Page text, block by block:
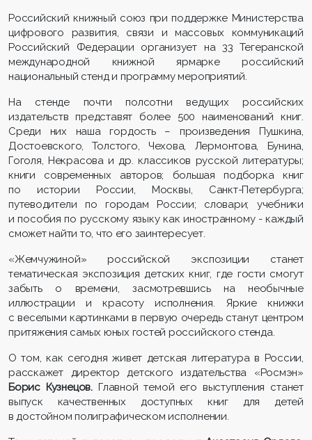
Российский книжный союз при поддержке Министерства
цифрового развития, связи и массовых коммуникаций
Российский Федерации организует на 33 Тегеранской
международной книжной ярмарке российский
национальный стенд и программу мероприятий.
На стенде почти полсотни ведущих российских
издательств представят более 500 наименований книг.
Среди них наша гордость – произведения Пушкина,
Достоевского, Толстого, Чехова, Лермонтова, Бунина,
Гоголя, Некрасова и др. классиков русской литературы;
книги современных авторов; большая подборка книг
по истории России, Москвы, Санкт-Петербурга;
путеводители по городам России; словари; учебники
и пособия по русскому языку как иностранному - каждый
сможет найти то, что его заинтересует.
«Жемчужиной» российской экспозиции станет
тематическая экспозиция детских книг, где гости смогут
забыть о времени, засмотревшись на необычные
иллюстрации и красоту исполнения. Яркие книжки
с веселыми картинками в первую очередь станут центром
притяжения самых юных гостей российского стенда.
О том, как сегодня живет детская литература в России,
расскажет директор детского издательства «Росмэн»
Борис Кузнецов.Главной темой его выступления станет
выпуск качественных доступных книг для детей
в достойном полиграфическом исполнении.